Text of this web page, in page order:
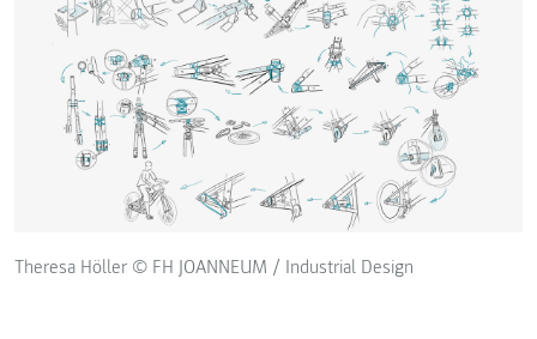
Theresa Höller © FH JOANNEUM / Industrial Design